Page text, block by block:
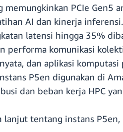
PCIe Gen5
AI dan kinerja
latensi hingga 35%
performa komunikasi
dan aplikasi
P5en digunakan di
dan beban kerja HPC
lanjut tentang instans